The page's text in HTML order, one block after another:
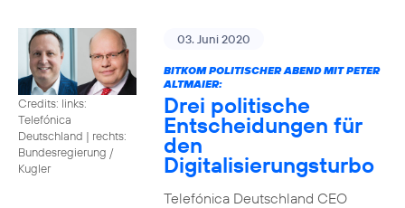
Credits: links:
Telefónica
Deutschland | rechts:
Bundesregierung /
Kugler
03. Juni 2020
BITKOM POLITISCHER ABEND MIT PETER
ALTMAIER:
Drei politische
Entscheidungen für
den
Digitalisierungsturbo
Telefónica Deutschland CEO